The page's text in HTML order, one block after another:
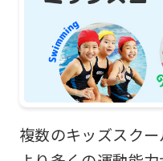
複数のキッズスク